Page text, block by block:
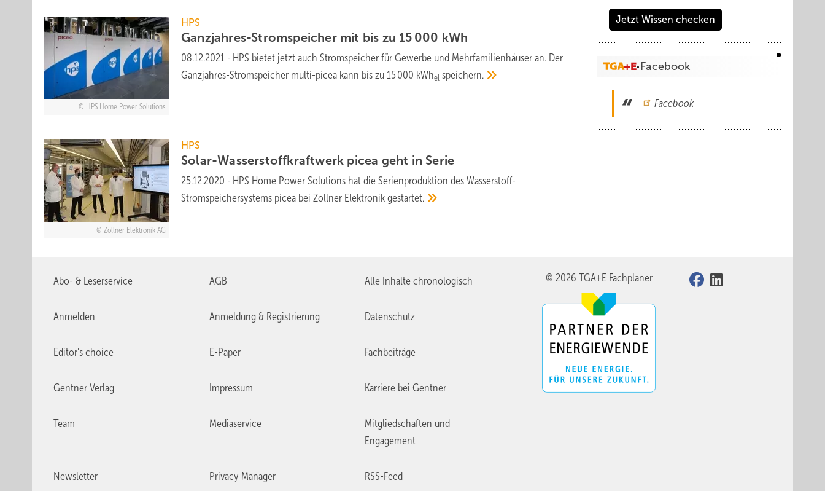
HPS Home Power Solutions
HPS
Ganzjahres-Stromspeicher mit bis zu 15 000 kWh
08.12.2021 - HPS bietet jetzt auch Stromspeicher für Gewerbe und Mehrfamilienhäuser an. Der
Ganzjahres-Stromspeicher multi-picea kann bis zu 15 000 kWhel speichern.
Zollner Elektronik AG
HPS
Solar-Wasserstoffkraftwerk picea geht in Serie
25.12.2020 - HPS Home Power Solutions hat die Serienproduktion des Wasserstoff-
Stromspeichersystems picea bei Zollner Elektronikgestartet.
Jetzt Wissen checken
Facebook
Facebook
Abo- & Leserservice AGB Alle Inhalte chronologisch
Anmelden Anmeldung & Registrierung Datenschutz
Editor's choice E-Paper Fachbeiträge
Gentner Verlag Impressum Karriere bei Gentner
Team Mediaservice
Mitgliedschaften und
Engagement
Newsletter Privacy Manager RSS-Feed
© 2026 TGA+E Fachplaner